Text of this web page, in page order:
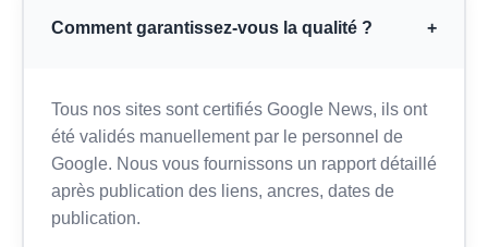
Comment garantissez-vous la qualité ? +
Tous nos sites sont certifiés Google News, ils ont
été validés manuellement par le personnel de
Google. Nous vous fournissons un rapport détaillé
après publication des liens, ancres, dates de
publication.